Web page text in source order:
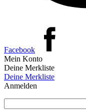
Facebook
Mein Konto
Deine Merkliste
Deine Merkliste
Anmelden